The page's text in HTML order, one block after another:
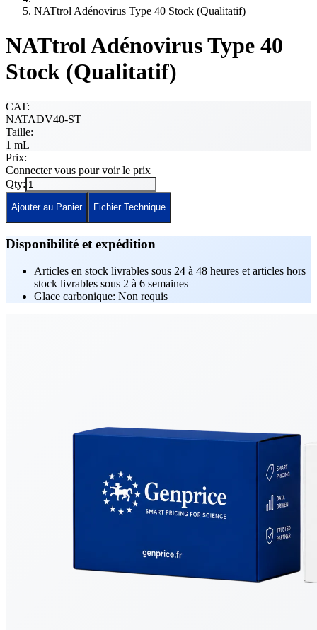
NATtrol Adénovirus Type 40 Stock (Qualitatif)
NATtrol Adénovirus Type 40
Stock (Qualitatif)
CAT:
NATADV40-ST
Taille:
1 mL
Prix:
Connecter vous pour voir le prix
Qty:
Ajouter au Panier Fichier Technique
Disponibilité et expédition
Articles en stock livrables sous 24 à 48 heures et articles hors
stock livrables sous 2 à 6 semaines
Glace carbonique: Non requis